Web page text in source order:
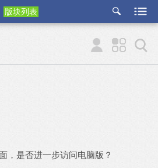
版块列表
etu
p
，是否进一步访问电脑版？